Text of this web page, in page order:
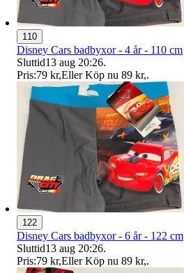
110
Disney Cars badbyxor - 4 år - 110 cm
Sluttid13 aug 20:26.
Pris:79 kr,Eller Köp nu 89 kr,.
122
Disney Cars badbyxor - 6 år - 122 cm
Sluttid13 aug 20:26.
Pris:79 kr,Eller Köp nu 89 kr,.